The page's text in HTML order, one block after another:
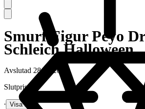
Smurf Figur Peyo
Schleich Halloween
Avslutad 28 jul 20:02
Slutpris
∙ Visa bud